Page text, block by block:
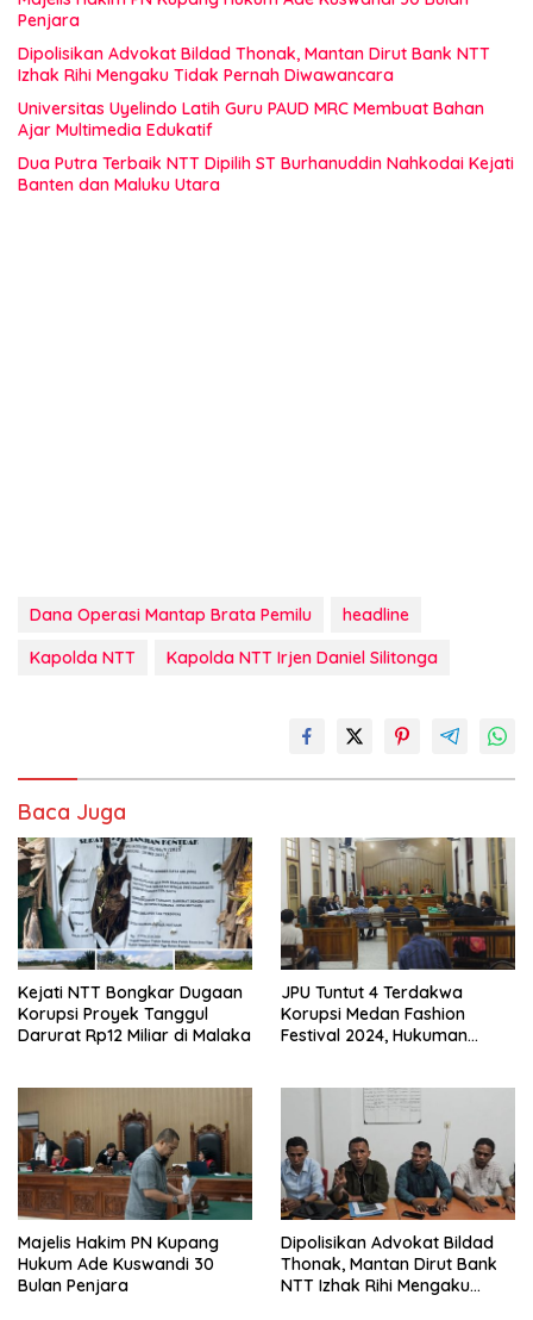
Penjara
Dipolisikan Advokat Bildad Thonak, Mantan Dirut Bank NTT
Izhak Rihi Mengaku Tidak Pernah Diwawancara
Universitas Uyelindo Latih Guru PAUD MRC Membuat Bahan
Ajar Multimedia Edukatif
Dua Putra Terbaik NTT Dipilih ST Burhanuddin Nahkodai Kejati
Banten dan Maluku Utara
Dana Operasi Mantap Brata Pemilu
headline
Kapolda NTT
Kapolda NTT Irjen Daniel Silitonga
Baca Juga
Kejati NTT Bongkar Dugaan
Korupsi Proyek Tanggul
Darurat Rp12 Miliar di Malaka
JPU Tuntut 4 Terdakwa
Korupsi Medan Fashion
Festival 2024, Hukuman
Majelis Hakim PN Kupang
Hukum Ade Kuswandi 30
Bulan Penjara
Dipolisikan Advokat Bildad
Thonak, Mantan Dirut Bank
NTT Izhak Rihi Mengaku